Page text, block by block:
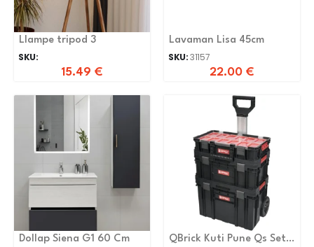
Llampe tripod 3
SKU:
15.49 €
Lavaman Lisa 45cm
SKU:31157
22.00 €
Dollap Siena G1 60 Cm
QBrick Kuti Pune Qs Set